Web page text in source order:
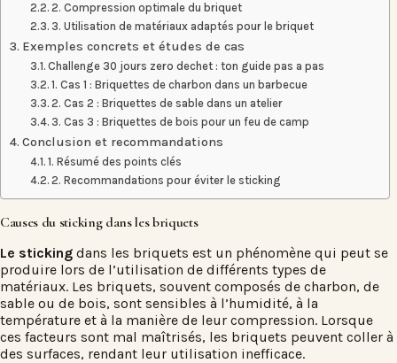
2. Compression optimale du briquet
3. Utilisation de matériaux adaptés pour le briquet
Exemples concrets et études de cas
Challenge 30 jours zero dechet : ton guide pas a pas
1. Cas 1 : Briquettes de charbon dans un barbecue
2. Cas 2 : Briquettes de sable dans un atelier
3. Cas 3 : Briquettes de bois pour un feu de camp
Conclusion et recommandations
1. Résumé des points clés
2. Recommandations pour éviter le sticking
Causes du sticking dans les briquets
Le sticking dans les briquets est un phénomène qui peut se
produire lors de l’utilisation de différents types de
matériaux. Les briquets, souvent composés de charbon, de
sable ou de bois, sont sensibles à l’humidité, à la
température et à la manière de leur compression. Lorsque
ces facteurs sont mal maîtrisés, les briquets peuvent coller à
des surfaces, rendant leur utilisation inefficace.